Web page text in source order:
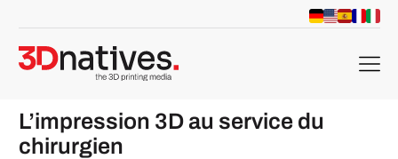
menu
L’impression 3D au service du
chirurgien